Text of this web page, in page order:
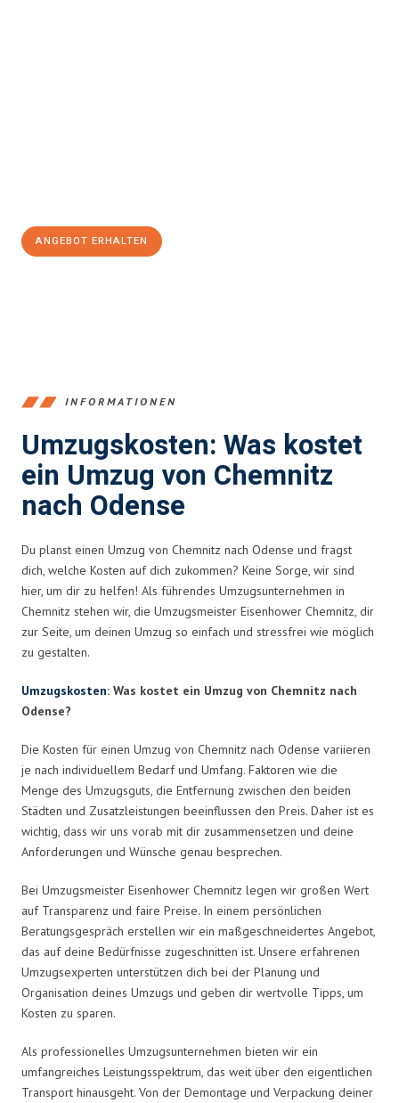
ANGEBOT ERHALTEN
INFORMATIONEN
Umzugskosten: Was kostet
ein Umzug von Chemnitz
nach Odense
Du planst einen Umzug von Chemnitz nach Odense und fragst
dich, welche Kosten auf dich zukommen? Keine Sorge, wir sind
hier, um dir zu helfen! Als führendes Umzugsunternehmen in
Chemnitz stehen wir, die Umzugsmeister Eisenhower Chemnitz, dir
zur Seite, um deinen Umzug so einfach und stressfrei wie möglich
zu gestalten.
Umzugskosten: Was kostet ein Umzug von Chemnitz nach
Odense?
Die Kosten für einen Umzug von Chemnitz nach Odense variieren
je nach individuellem Bedarf und Umfang. Faktoren wie die
Menge des Umzugsguts, die Entfernung zwischen den beiden
Städten und Zusatzleistungen beeinflussen den Preis. Daher ist es
wichtig, dass wir uns vorab mit dir zusammensetzen und deine
Anforderungen und Wünsche genau besprechen.
Bei Umzugsmeister Eisenhower Chemnitz legen wir großen Wert
auf Transparenz und faire Preise. In einem persönlichen
Beratungsgespräch erstellen wir ein maßgeschneidertes Angebot,
das auf deine Bedürfnisse zugeschnitten ist. Unsere erfahrenen
Umzugsexperten unterstützen dich bei der Planung und
Organisation deines Umzugs und geben dir wertvolle Tipps, um
Kosten zu sparen.
Als professionelles Umzugsunternehmen bieten wir ein
umfangreiches Leistungsspektrum, das weit über den eigentlichen
Transport hinausgeht. Von der Demontage und Verpackung deiner